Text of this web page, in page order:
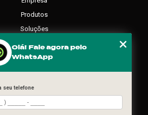
Produtos
Soluções
Contato
Categorias
Mapa do site
REDES SOCIAIS
Olá! Fale agora pelo
WhatsApp
seu telefone